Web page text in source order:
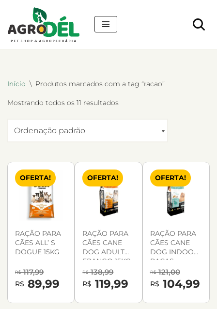
Pular
para
Início \ Produtos marcados com a tag “racao”
Mostrando todos os 11 resultados
OFERTA!
RAÇÃO PARA
CÃES ALL’ S
DOGUE 15KG
R$117,99
R$ 89,99
OFERTA!
RAÇÃO PARA
CÃES CANE
DOG ADULTO
FRANGO 15KG
R$138,99
R$ 119,99
OFERTA!
RAÇÃO PARA
CÃES CANE
DOG INDOOR
RAÇAS
PEQUENAS 10,1
KG
R$121,00
R$ 104,99